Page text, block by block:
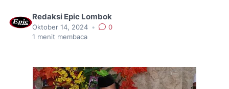
Redaksi Epic Lombok
Oktober 14, 2024 •
0
1 menit membaca